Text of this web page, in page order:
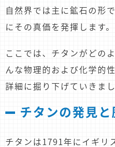
自然界では主に鉱石の形
にその真価を発揮します。
ここでは、チタンがどの
んな物理的および化学的
詳細に掘り下げていきまし
チタンの発見と
チタンは1791年にイギリ